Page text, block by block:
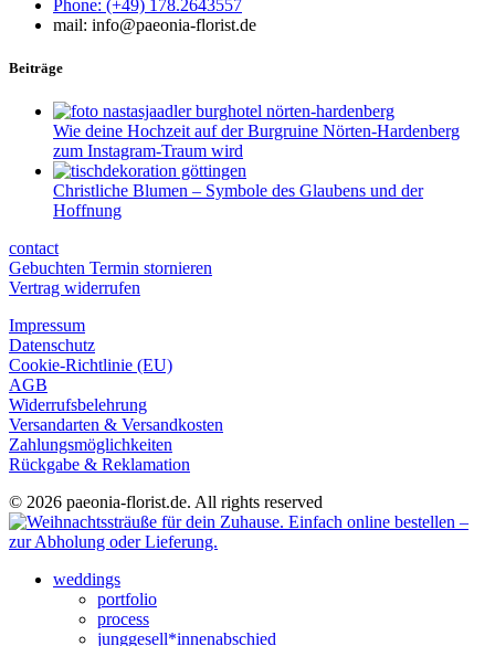
Phone: (+49) 178.2643557
mail: info@paeonia-florist.de
Beiträge
Wie deine Hochzeit auf der Burgruine Nörten-Hardenberg
zum Instagram-Traum wird
Christliche Blumen – Symbole des Glaubens und der
Hoffnung
contact
Gebuchten Termin stornieren
Vertrag widerrufen
Impressum
Datenschutz
Cookie-Richtlinie (EU)
AGB
Widerrufsbelehrung
Versandarten & Versandkosten
Zahlungsmöglichkeiten
Rückgabe & Reklamation
© 2026 paeonia-florist.de. All rights reserved
weddings
portfolio
process
junggesell*innenabschied